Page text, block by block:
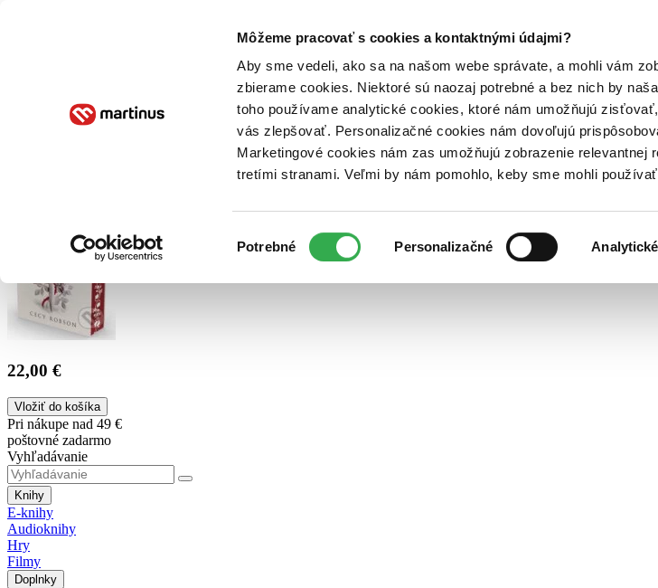
Môžeme pracovať s cookies a kontaktnými údajmi?
Aby sme vedeli, ako sa na našom webe správate, a mohli vám
zbierame cookies. Niektoré sú naozaj potrebné a bez nich by
toho používame analytické cookies, ktoré nám umožňujú
vás zlepšovať. Personalizačné cookies nám dovoľujú
Marketingové cookies nám zas umožňujú zobrazenie relevantnej
tretími stranami. Veľmi by nám pomohlo, keby sme mohli
súhlasu
Potrebné Personalizačné Analytické
Poukážky Kontakt
22,00 €
Vložiť do košíka
Pri nákupe nad 49 €
poštovné zadarmo
Vyhľadávanie
Knihy
E-knihy
Audioknihy
Hry
Filmy
Doplnky